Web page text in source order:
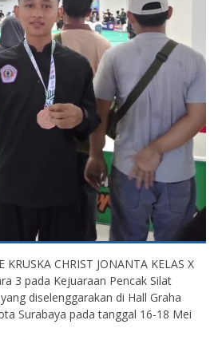
CHRIST JONANTA KELAS X
3 pada Kejuaraan Pencak Silat
diselenggarakan di Hall Graha
Surabaya pada tanggal 16-18 Mei